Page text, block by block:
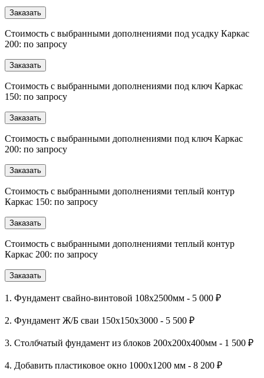
Заказать
Стоимость с выбранными дополнениями под усадку Каркас
200: по запросу
Заказать
Стоимость с выбранными дополнениями под ключ Каркас
150: по запросу
Заказать
Стоимость с выбранными дополнениями под ключ Каркас
200: по запросу
Заказать
Стоимость с выбранными дополнениями теплый контур
Каркас 150: по запросу
Заказать
Стоимость с выбранными дополнениями теплый контур
Каркас 200: по запросу
Заказать
1. Фундамент свайно-винтовой 108х2500мм - 5 000 ₽
2. Фундамент Ж/Б сваи 150х150х3000 - 5 500 ₽
3. Столбчатый фундамент из блоков 200х200х400мм - 1 500 ₽
4. Добавить пластиковое окно 1000х1200 мм - 8 200 ₽